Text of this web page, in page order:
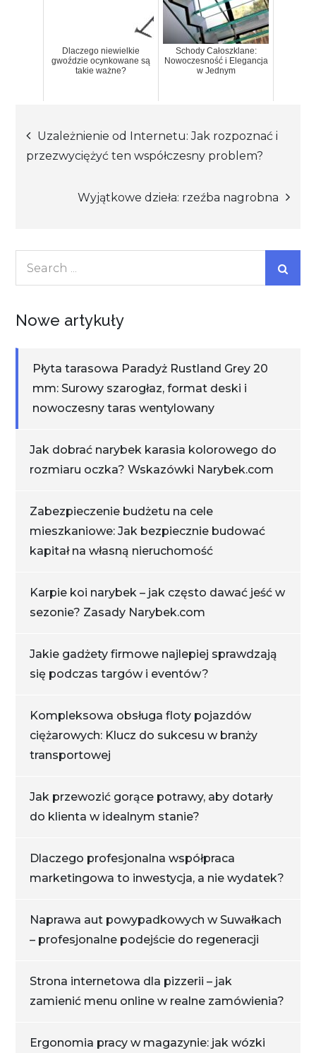
Dlaczego niewielkie
gwoździe ocynkowane są
takie ważne?
Schody Całoszklane:
Nowoczesność i Elegancja
w Jednym
Nawigacja
wpisu
Uzależnienie od Internetu: Jak rozpoznać i
przezwyciężyć ten współczesny problem?
Wyjątkowe dzieła: rzeźba nagrobna
Nowe artykuły
Płyta tarasowa Paradyż Rustland Grey 20
mm: Surowy szarogłaz, format deski i
nowoczesny taras wentylowany
Jak dobrać narybek karasia kolorowego do
rozmiaru oczka? Wskazówki Narybek.com
Zabezpieczenie budżetu na cele
mieszkaniowe: Jak bezpiecznie budować
kapitał na własną nieruchomość
Karpie koi narybek – jak często dawać jeść w
sezonie? Zasady Narybek.com
Jakie gadżety firmowe najlepiej sprawdzają
się podczas targów i eventów?
Kompleksowa obsługa floty pojazdów
ciężarowych: Klucz do sukcesu w branży
transportowej
Jak przewozić gorące potrawy, aby dotarły
do klienta w idealnym stanie?
Dlaczego profesjonalna współpraca
marketingowa to inwestycja, a nie wydatek?
Naprawa aut powypadkowych w Suwałkach
– profesjonalne podejście do regeneracji
Strona internetowa dla pizzerii – jak
zamienić menu online w realne zamówienia?
Ergonomia pracy w magazynie: jak wózki